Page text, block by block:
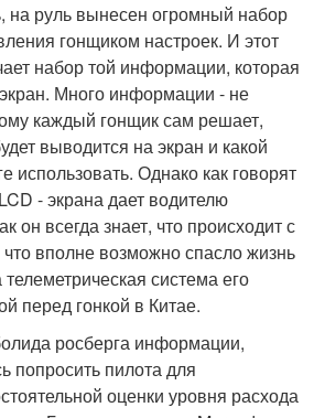
на руль вынесен огромный набор
гонщиком настроек. И этот
набор той информации, которая
Много информации - не
каждый гонщик сам решает,
выводится на экран и какой
использовать. Однако как говорят
- экрана дает водителю
он всегда знает, что происходит с
вполне возможно спасло жизнь
телеметрическая система его
перед гонкой в Китае.
росберга информации,
попросить пилота для
оценки уровня расхода